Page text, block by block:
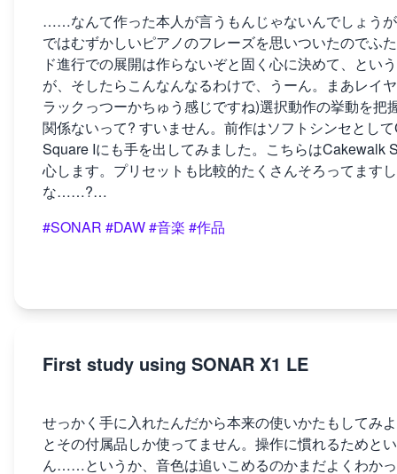
……なんて作った本人が言うもんじゃないんでしょう
ではむずかしいピアノのフレーズを思いついたのでふ
ド進行での展開は作らないぞと固く心に決めて、とい
が、そしたらこんなんなるわけで、うーん。まあレイ
ラックっつーかちゅう感じですね)選択動作の挙動を
関係ないって? すいません。前作はソフトシンセとし
Square Iにも手を出してみました。こちらはCakewalk
心します。プリセットも比較的たくさんそろってます
な……?…
#SONAR #DAW#音楽 #作品
First study using SONAR X1 LE
せっかく手に入れたんだから本来の使いかたもしてみ
とその付属品しか使ってません。操作に慣れるためと
ん……というか、音色は追いこめるのかまだよくわか